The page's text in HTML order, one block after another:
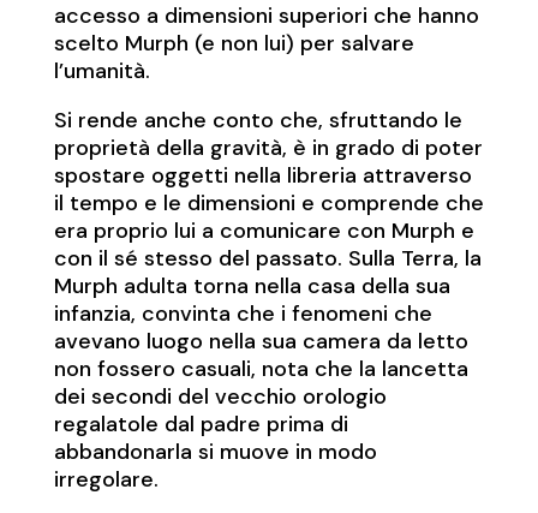
accesso a dimensioni superiori che hanno
scelto Murph (e non lui) per salvare
l’umanità.
Si rende anche conto che, sfruttando le
proprietà della gravità, è in grado di poter
spostare oggetti nella libreria attraverso
il tempo e le dimensioni e comprende che
era proprio lui a comunicare con Murph e
con il sé stesso del passato. Sulla Terra, la
Murph adulta torna nella casa della sua
infanzia, convinta che i fenomeni che
avevano luogo nella sua camera da letto
non fossero casuali, nota che la lancetta
dei secondi del vecchio orologio
regalatole dal padre prima di
abbandonarla si muove in modo
irregolare.